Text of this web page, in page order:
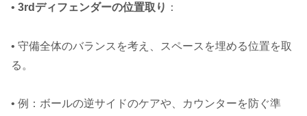
• 3rdディフェンダーの位置取り ：
• 守備全体のバランスを考え、スペースを埋める位置を取
る。
• 例：ボールの逆サイドのケアや、カウンターを防ぐ準